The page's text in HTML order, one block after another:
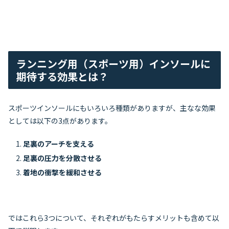
ランニング用（スポーツ用）インソールに
期待する効果とは？
スポーツインソールにもいろいろ種類がありますが、主なな効果
としては以下の3点があります。
足裏のアーチを支える
足裏の圧力を分散させる
着地の衝撃を緩和させる
ではこれら3つについて、それぞれがもたらすメリットも含めて以